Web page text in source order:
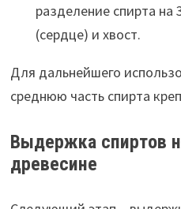
разделение спирта на
(сердце) и хвост.
Для дальнейшего
среднюю часть спирта
Выдержка спиртов
древесине